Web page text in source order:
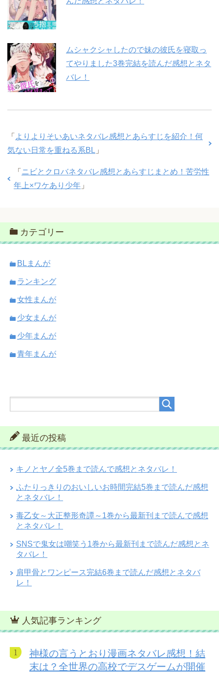
ムシャクシャしたので妹の彼氏を寝取っ
てやりました3巻完結を読んだ感想とネタ
バレ！
「 よりよりそいあいネタバレ感想とあらすじを紹介！何
気ない日常を重ねる系BL 」
「 ニビとクロバネタバレ感想とあらすじまとめ！苦労性
年上×ワケあり少年 」
カテゴリー
BLまんが
ランキング
女性まんが
少女まんが
少年まんが
青年まんが
最近の投稿
キノとヤノ全5巻まで読んで感想とネタバレ！
ふたりっきりのおいしいお時間完結5巻まで読んだ感想
とネタバレ！
毒乙女～大正整形奇譚～1巻から最新刊まで読んで感想
とネタバレ！
SNSで鬼女は嘲笑う1巻から最新刊まで読んだ感想とネ
タバレ！
肩甲骨とワンピース完結6巻まで読んだ感想とネタバ
レ！
人気記事ランキング
神様の言うとおり漫画ネタバレ感想！結
末は？全世界の高校でデスゲームが開催